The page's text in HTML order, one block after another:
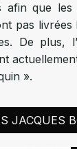
afin que
pas
De plus,
».
JACQUES